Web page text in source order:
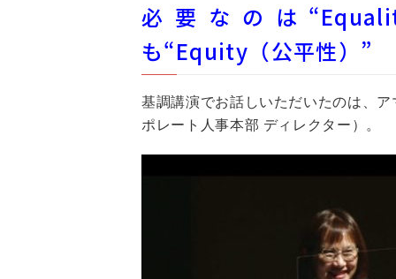
必要なのは
も“Equity（公平性）”
基調講演でお話しいただいたのは、
ポレート人事本部 ディレクター）。